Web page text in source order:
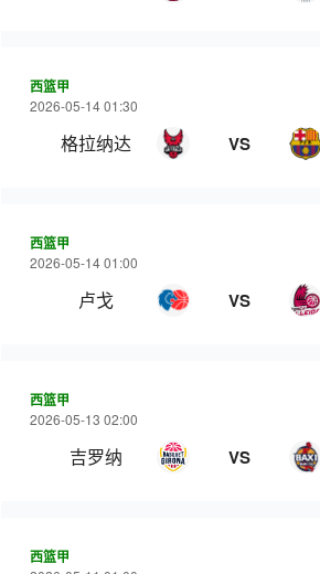
西篮甲
2026-05-14 01:30
格拉纳达 VS
西篮甲
2026-05-14 01:00
卢戈 VS
西篮甲
2026-05-13 02:00
吉罗纳 VS
西篮甲